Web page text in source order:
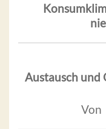
Austausch und
Von